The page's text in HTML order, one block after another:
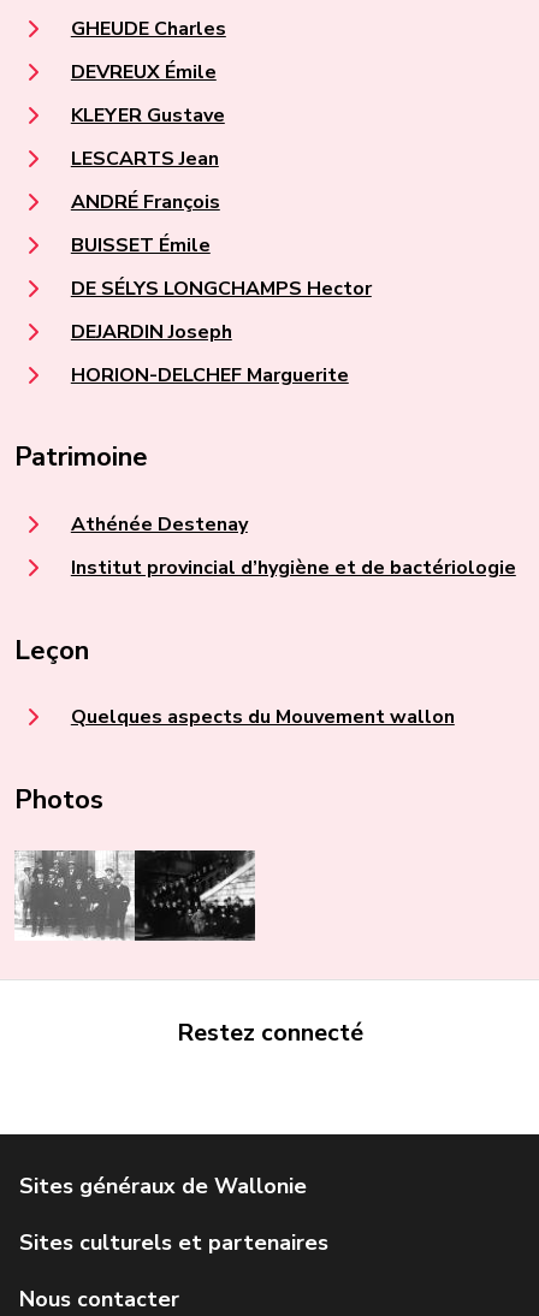
GHEUDE Charles
DEVREUX Émile
KLEYER Gustave
LESCARTS Jean
ANDRÉ François
BUISSET Émile
DE SÉLYS LONGCHAMPS Hector
DEJARDIN Joseph
HORION-DELCHEF Marguerite
Patrimoine
Athénée Destenay
Institut provincial d’hygiène et de bactériologie
Leçon
Quelques aspects du Mouvement wallon
Photos
Restez connecté
Service public de Wallonie
Agence Wallonne du Patrimoine